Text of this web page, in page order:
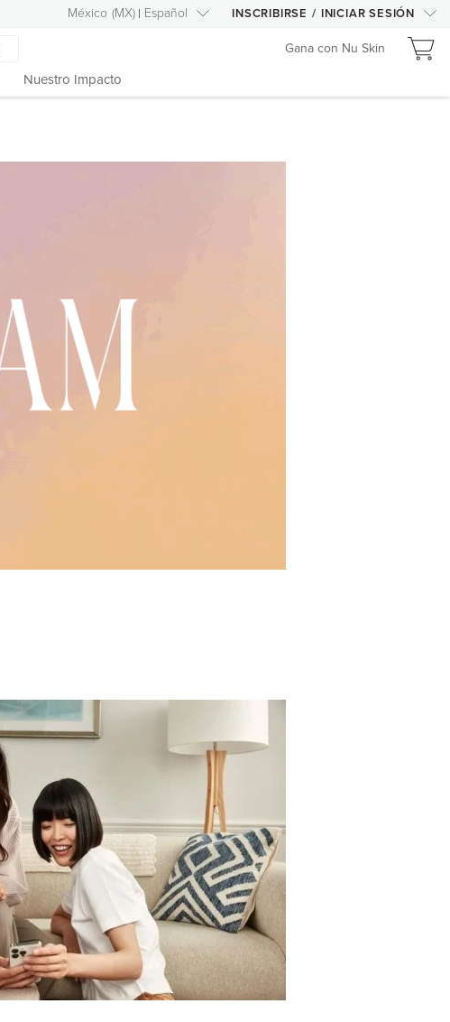
México (MX) Español INSCRIBIRSE / INICIAR SESIÓN
Nuestro Impacto
Gana con Nu Skin